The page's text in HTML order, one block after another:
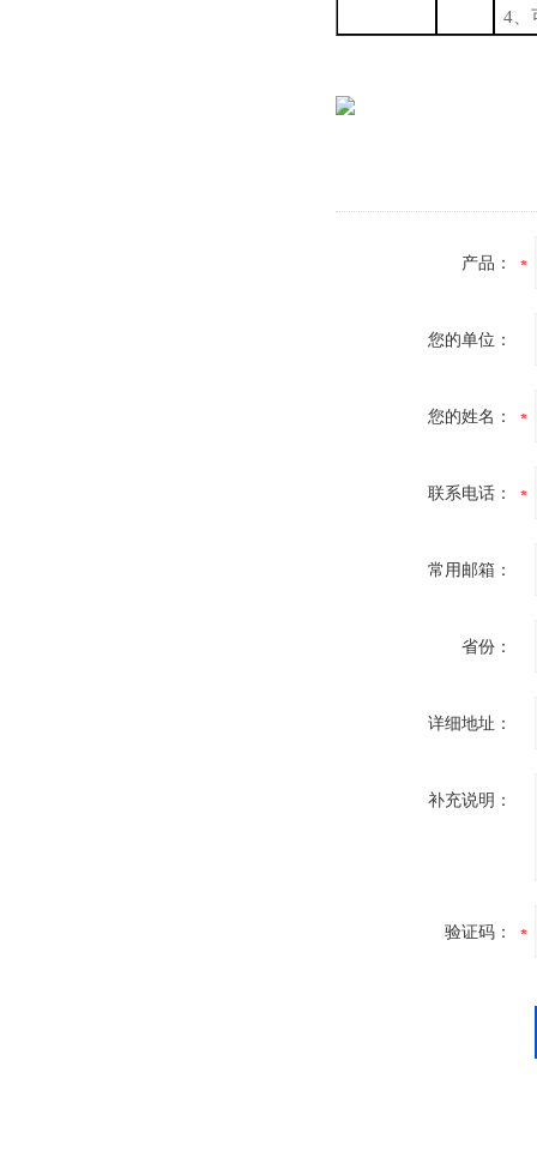
4、
产品：
您的单位：
您的姓名：
联系电话：
常用邮箱：
省份：
详细地址：
补充说明：
验证码：